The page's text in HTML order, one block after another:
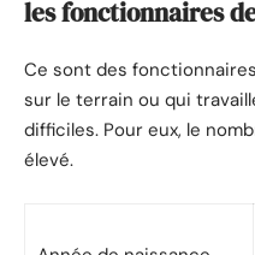
les fonctionnaires
Ce sont des
sur le terrain ou qui
difficiles. Pour eux, le
élevé.